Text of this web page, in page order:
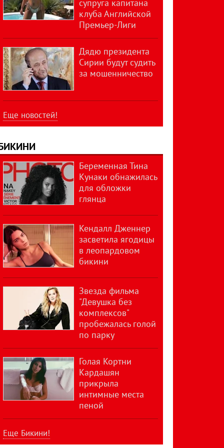
супруга капитана
клуба Английской
Премьер-Лиги
Дядю президента
Сирии будут судить
за мошенничество
Еще новостей!
Беременная Тина
Кунаки обнажилась
для обложки
глянца
Кендалл Дженнер
засветила ягодицы
в леопардовом
бикини
Звезда фильма
"Девушка без
комплексов"
пробежалась голой
по парку
Голая Кортни
Кардашян
прикрыла
интимные места
пеной
Еще Бикини!